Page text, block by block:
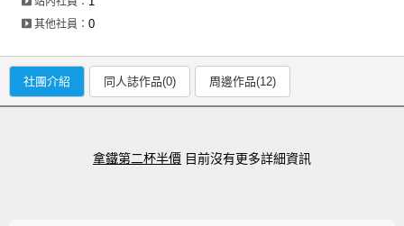
其他社員：0
社團介紹 同人誌作品(0) 周邊作品(12)
拿鐵第二杯半價 目前沒有更多詳細資訊